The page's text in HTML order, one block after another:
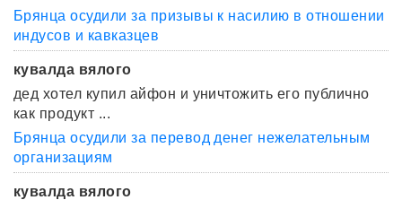
Брянца осудили за призывы к насилию в отношении
индусов и кавказцев
кувалда вялого
дед хотел купил айфон и уничтожить его публично
как продукт ...
Брянца осудили за перевод денег нежелательным
организациям
кувалда вялого